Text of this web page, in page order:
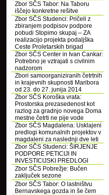
Zbor SČS Tabor: Na Taboru
iščejo konkretne rešitve
Zbor SČS Studenci: Pričeli z
zbiranjem podpisov podpore
pobudi Stopimo skupaj – ZA
realizacijo projekta podaljška
Ceste Proletarskih brigad
Zbor SČS Center in Ivan Cankar:
Potrebno je vztrajati s civilnim
nadzorom
Zbori samoorganiziranih četrtnih
in krajevnih skupnosti Maribora
od 23. do 27. junija 2014
Zbor SČS Koroška vrata:
Prostorska prezasedenost kot
razlog za gradnjo novega Doma
mestne četrti ne pije vode
Zbor SČS Magdalena: Usklajeni
predlogi komunalnih projektov v
magdaleni za naslednji dve leti
Zbor SČS Studenci: ŠIRJENJE
PODPORE PETICIJI IN
INVESTICIJSKI PREDLOGI
Zbor SČS Pobrežje: Bučen
zaključek sezone
Zbor SČS Tabor: O lastništvu
Bernavskega gozda in še čem